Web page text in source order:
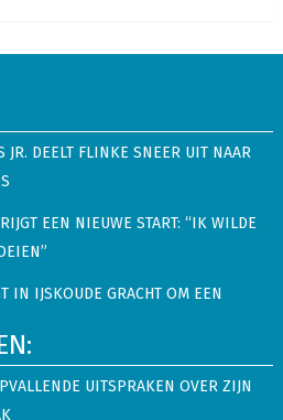
DEELT FLINKE SNEER UIT NAAR
EEN NIEUWE START: “IK WILDE
IN IJSKOUDE GRACHT OM EEN
UITSPRAKEN OVER ZIJN